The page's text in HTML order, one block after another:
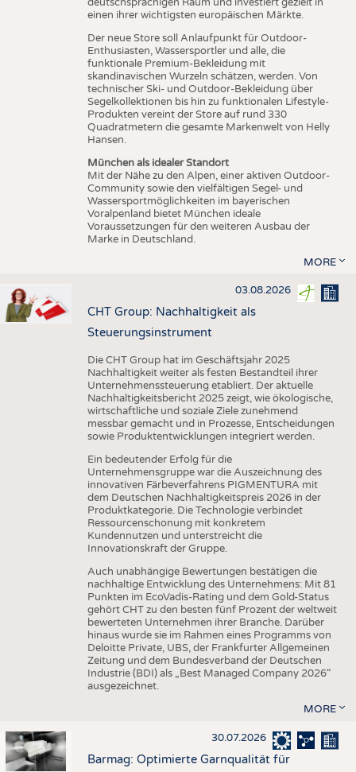
einen ihrer wichtigsten europäischen Märkte.
Der neue Store soll Anlaufpunkt für Outdoor-
Enthusiasten, Wassersportler und alle, die
funktionale Premium-Bekleidung mit
skandinavischen Wurzeln schätzen, werden. Von
technischer Ski- und Outdoor-Bekleidung über
Segelkollektionen bis hin zu funktionalen Lifestyle-
Produkten vereint der Store auf rund 330
Quadratmetern die gesamte Markenwelt von Helly
Hansen.
München als idealer Standort
Mit der Nähe zu den Alpen, einer aktiven Outdoor-
Community sowie den vielfältigen Segel- und
Wassersportmöglichkeiten im bayerischen
Voralpenland bietet München ideale
Voraussetzungen für den weiteren Ausbau der
Marke in Deutschland.
MORE
03.08.2026
CHT Group: Nachhaltigkeit als
Steuerungsinstrument
Die CHT Group hat im Geschäftsjahr 2025
Nachhaltigkeit weiter als festen Bestandteil ihrer
Unternehmenssteuerung etabliert. Der aktuelle
Nachhaltigkeitsbericht 2025 zeigt, wie ökologische,
wirtschaftliche und soziale Ziele zunehmend
messbar gemacht und in Prozesse, Entscheidungen
sowie Produktentwicklungen integriert werden.
Ein bedeutender Erfolg für die
Unternehmensgruppe war die Auszeichnung des
innovativen Färbeverfahrens PIGMENTURA mit
dem Deutschen Nachhaltigkeitspreis 2026 in der
Produktkategorie. Die Technologie verbindet
Ressourcenschonung mit konkretem
Kundennutzen und unterstreicht die
Innovationskraft der Gruppe.
Auch unabhängige Bewertungen bestätigen die
nachhaltige Entwicklung des Unternehmens: Mit 81
Punkten im EcoVadis-Rating und dem Gold-Status
gehört CHT zu den besten fünf Prozent der weltweit
bewerteten Unternehmen ihrer Branche. Darüber
hinaus wurde sie im Rahmen eines Programms von
Deloitte Private, UBS, der Frankfurter Allgemeinen
Zeitung und dem Bundesverband der Deutschen
Industrie (BDI) als „Best Managed Company 2026“
ausgezeichnet.
MORE
30.07.2026
Barmag: Optimierte Garnqualität für